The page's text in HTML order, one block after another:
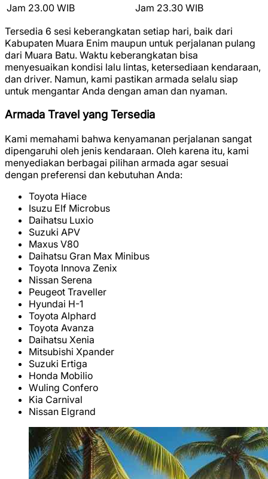
Jam 23.00 WIB
Jam 23.30 WIB
Tersedia 6 sesi keberangkatan setiap hari, baik dari
Kabupaten Muara Enim maupun untuk perjalanan pulang
dari Muara Batu. Waktu keberangkatan bisa
menyesuaikan kondisi lalu lintas, ketersediaan kendaraan,
dan driver. Namun, kami pastikan armada selalu siap
untuk mengantar Anda dengan aman dan nyaman.
Armada Travel yang Tersedia
Kami memahami bahwa kenyamanan perjalanan sangat
dipengaruhi oleh jenis kendaraan. Oleh karena itu, kami
menyediakan berbagai pilihan armada agar sesuai
dengan preferensi dan kebutuhan Anda:
Toyota Hiace
Isuzu Elf Microbus
Daihatsu Luxio
Suzuki APV
Maxus V80
Daihatsu Gran Max Minibus
Toyota Innova Zenix
Nissan Serena
Peugeot Traveller
Hyundai H-1
Toyota Alphard
Toyota Avanza
Daihatsu Xenia
Mitsubishi Xpander
Suzuki Ertiga
Honda Mobilio
Wuling Confero
Kia Carnival
Nissan Elgrand